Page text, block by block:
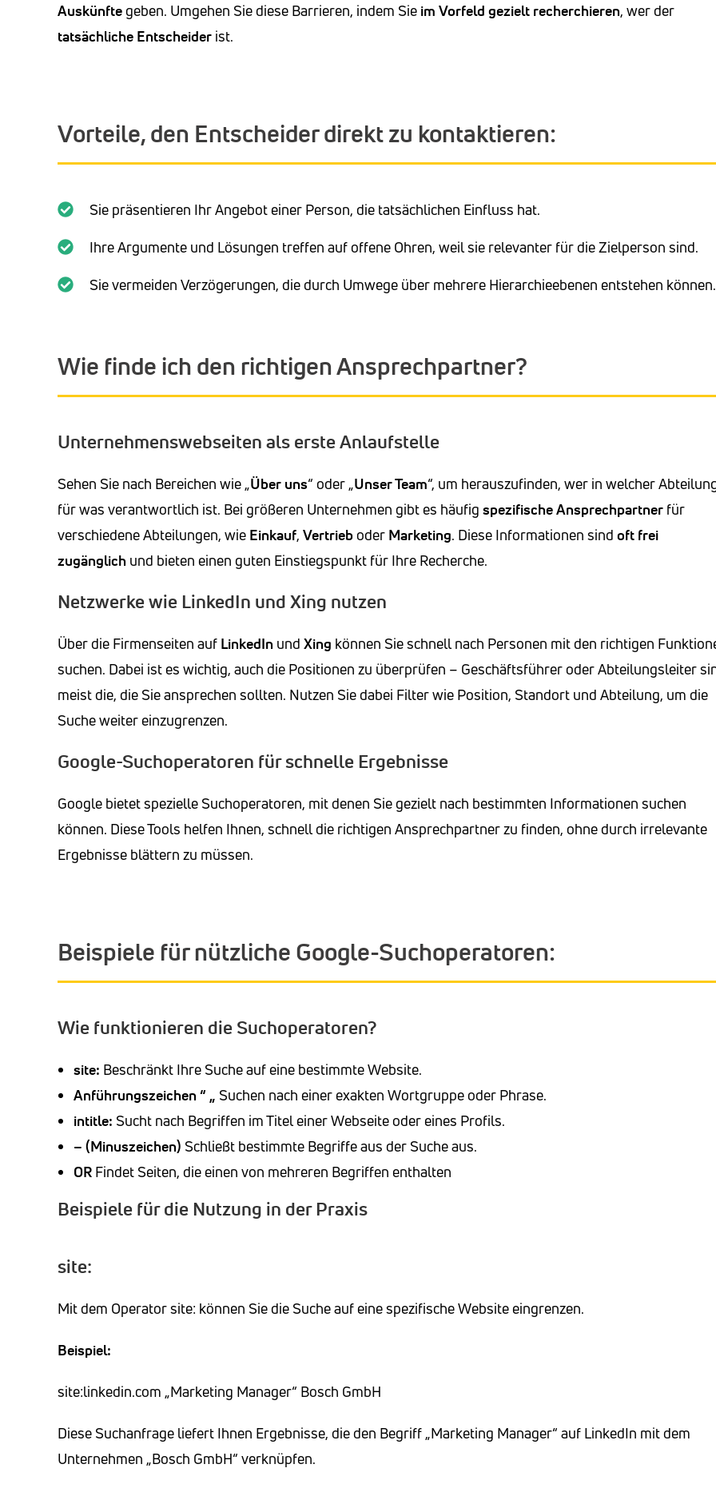
Auskünftegeben. Umgehen Sie diese Barrieren, indem Sie im Vorfeld gezielt recherchieren, wer der
tatsächliche Entscheider ist.
Vorteile, den Entscheider direkt zu kontaktieren:
Sie präsentieren Ihr Angebot einer Person, die tatsächlichen Einfluss hat.
Ihre Argumente und Lösungen treffen auf offene Ohren, weil sie relevanter für die Zielperson sind.
Sie vermeiden Verzögerungen, die durch Umwege über mehrere Hierarchieebenen entstehen können.
Wie finde ich den richtigen Ansprechpartner?
Unternehmenswebseiten als erste Anlaufstelle
Sehen Sie nach Bereichen wie „Über uns“ oder „Unser Team“, um herauszufinden, wer in welcher
für was verantwortlich ist. Bei größeren Unternehmen gibt es häufig spezifische Ansprechpartner für
verschiedene Abteilungen, wie Einkauf, Vertrieboder Marketing. Diese Informationen sind oft frei
zugänglich und bieten einen guten Einstiegspunkt für Ihre Recherche.
Netzwerke wie LinkedIn und Xing nutzen
Über die Firmenseiten auf LinkedIn und Xing können Sie schnell nach Personen mit den richtigen
suchen. Dabei ist es wichtig, auch die Positionen zu überprüfen – Geschäftsführer oder Abteilungsleiter
meist die, die Sie ansprechen sollten. Nutzen Sie dabei Filter wie Position, Standort und Abteilung, um die
Suche weiter einzugrenzen.
Google-Suchoperatoren für schnelle Ergebnisse
Google bietet spezielle Suchoperatoren, mit denen Sie gezielt nach bestimmten Informationen suchen
können. Diese Tools helfen Ihnen, schnell die richtigen Ansprechpartner zu finden, ohne durch irrelevante
Ergebnisse blättern zu müssen.
Beispiele für nützliche Google-Suchoperatoren:
Wie funktionieren die Suchoperatoren?
site: Beschränkt Ihre Suche auf eine bestimmte Website.
Anführungszeichen “ „ Suchen nach einer exakten Wortgruppe oder Phrase.
intitle: Sucht nach Begriffen im Titel einer Webseite oder eines Profils.
– (Minuszeichen) Schließt bestimmte Begriffe aus der Suche aus.
OR Findet Seiten, die einen von mehreren Begriffen enthalten
Beispiele für die Nutzung in der Praxis
site:
Mit dem Operator site: können Sie die Suche auf eine spezifische Website eingrenzen.
Beispiel:
site:linkedin.com „Marketing Manager“ Bosch GmbH
Diese Suchanfrage liefert Ihnen Ergebnisse, die den Begriff „Marketing Manager“ auf LinkedIn mit dem
Unternehmen „Bosch GmbH“ verknüpfen.